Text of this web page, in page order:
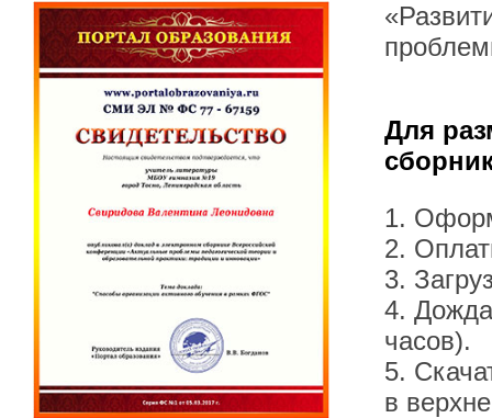
Для
1.
2.
3.
4.
часов).
5.
в